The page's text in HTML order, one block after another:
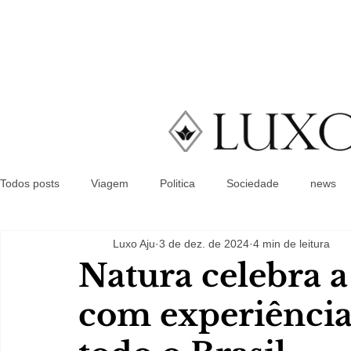
Todos posts Viagem Politica Sociedade news
Natura celebra
com
Luxo Aju 3 de dez. de 2024 4 min de leitura